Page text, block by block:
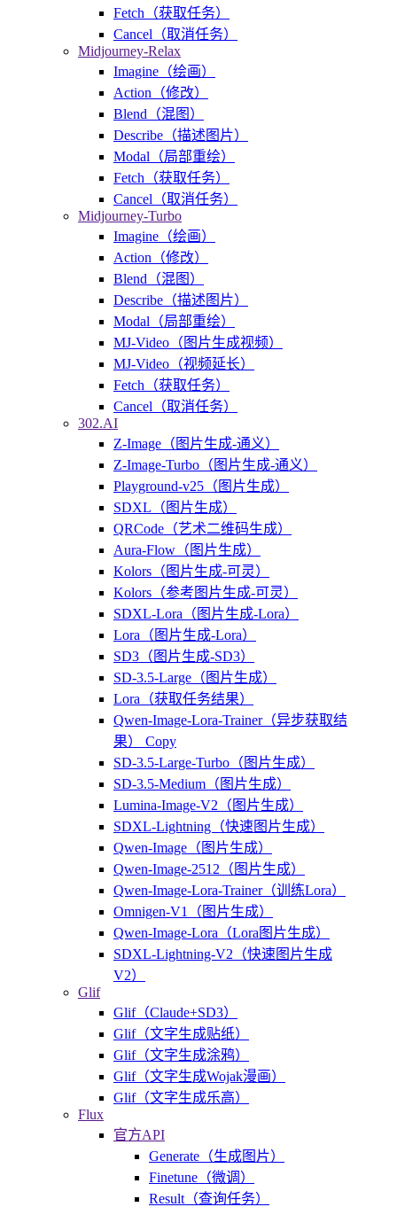
Fetch（获取任务）
Cancel（取消任务）
Midjourney-Relax
Imagine（绘画）
Action（修改）
Blend（混图）
Describe（描述图片）
Modal（局部重绘）
Fetch（获取任务）
Cancel（取消任务）
Midjourney-Turbo
Imagine（绘画）
Action（修改）
Blend（混图）
Describe（描述图片）
Modal（局部重绘）
MJ-Video（图片生成视频）
MJ-Video（视频延长）
Fetch（获取任务）
Cancel（取消任务）
302.AI
Z-Image（图片生成-通义）
Z-Image-Turbo（图片生成-通义）
Playground-v25（图片生成）
SDXL（图片生成）
QRCode（艺术二维码生成）
Aura-Flow（图片生成）
Kolors（图片生成-可灵）
Kolors（参考图片生成-可灵）
SDXL-Lora（图片生成-Lora）
Lora（图片生成-Lora）
SD3（图片生成-SD3）
SD-3.5-Large（图片生成）
Lora（获取任务结果）
Qwen-Image-Lora-Trainer（异步获取结
果） Copy
SD-3.5-Large-Turbo（图片生成）
SD-3.5-Medium（图片生成）
Lumina-Image-V2（图片生成）
SDXL-Lightning（快速图片生成）
Qwen-Image（图片生成）
Qwen-Image-2512（图片生成）
Qwen-Image-Lora-Trainer（训练Lora）
Omnigen-V1（图片生成）
Qwen-Image-Lora（Lora图片生成）
SDXL-Lightning-V2（快速图片生成
V2）
Glif
Glif（Claude+SD3）
Glif（文字生成贴纸）
Glif（文字生成涂鸦）
Glif（文字生成Wojak漫画）
Glif（文字生成乐高）
Flux
官方API
Generate（生成图片）
Finetune（微调）
Result（查询任务）